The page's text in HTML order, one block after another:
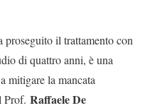
proseguito il trattamento con
di quattro anni, è una
mitigare la mancata
Prof. Raffaele De